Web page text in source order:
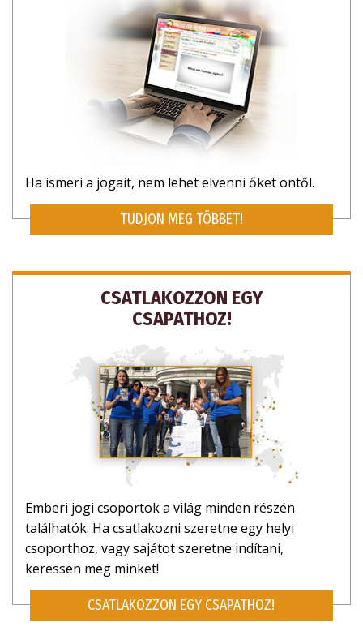
Ha ismeri a jogait, nem lehet elvenni őket öntől.
TUDJON MEG TÖBBET!
CSATLAKOZZON EGY
CSAPATHOZ!
Emberi jogi csoportok a világ minden részén
találhatók. Ha csatlakozni szeretne egy helyi
csoporthoz, vagy sajátot szeretne indítani,
keressen meg minket!
CSATLAKOZZON EGY CSAPATHOZ!